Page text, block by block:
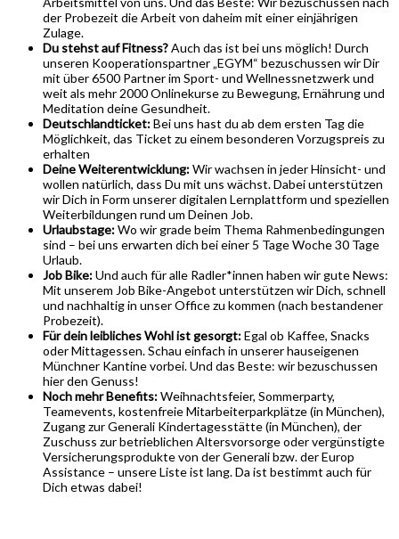
der Probezeit die Arbeit von daheim mit einer einjährigen
Zulage.
Du stehst auf Fitness?Auch das ist bei uns möglich! Durch
unseren Kooperationspartner „EGYM“ bezuschussen wir Dir
mit über 6500 Partner im Sport- und Wellnessnetzwerk und
weit als mehr 2000 Onlinekurse zu Bewegung, Ernährung und
Meditation deine Gesundheit.
Deutschlandticket:Bei uns hast du ab dem ersten Tag die
Möglichkeit, das Ticket zu einem besonderen Vorzugspreis zu
erhalten
Deine Weiterentwicklung:Wir wachsen in jeder Hinsicht- und
wollen natürlich, dass Du mit uns wächst. Dabei unterstützen
wir Dich in Form unserer digitalen Lernplattform und speziellen
Weiterbildungen rund um Deinen Job.
Urlaubstage:Wo wir grade beim Thema Rahmenbedingungen
sind – bei uns erwarten dich bei einer 5 Tage Woche 30 Tage
Urlaub.
Job Bike:Und auch für alle Radler*innen haben wir gute News:
Mit unserem Job Bike-Angebot unterstützen wir Dich, schnell
und nachhaltig in unser Office zu kommen (nach bestandener
Probezeit).
Für dein leibliches Wohl ist gesorgt:Egal ob Kaffee, Snacks
oder Mittagessen. Schau einfach in unserer hauseigenen
Münchner Kantine vorbei. Und das Beste: wir bezuschussen
hier den Genuss!
Noch mehr Benefits:Weihnachtsfeier, Sommerparty,
Teamevents, kostenfreie Mitarbeiterparkplätze (in München),
Zugang zur Generali Kindertagesstätte (in München), der
Zuschuss zur betrieblichen Altersvorsorge oder vergünstigte
Versicherungsprodukte von der Generali bzw. der Europ
Assistance – unsere Liste ist lang. Da ist bestimmt auch für
Dich etwas dabei!